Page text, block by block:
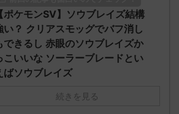
【ポケモンSV】ソウブレイズ結構
い？ クリアスモッグでバフ消し
できるし 赤眼のソウブレイズか
こいいな ソーラーブレードとい
ばソウブレイズ
続きを見る